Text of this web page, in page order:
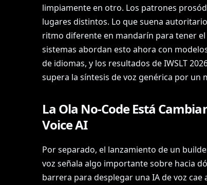
limpiamente en otro. Los patrones
lugares distintos. Lo que suena
ritmo diferente en mandarín para tener
sistemas abordan esto ahora con
de idiomas, y los resultados de IWSLT
supera la síntesis de voz genérica por un
La Ola No-Code Está
Voice AI
Por separado, el lanzamiento de un
voz señala algo importante sobre hacia
barrera para desplegar una IA de voz cae